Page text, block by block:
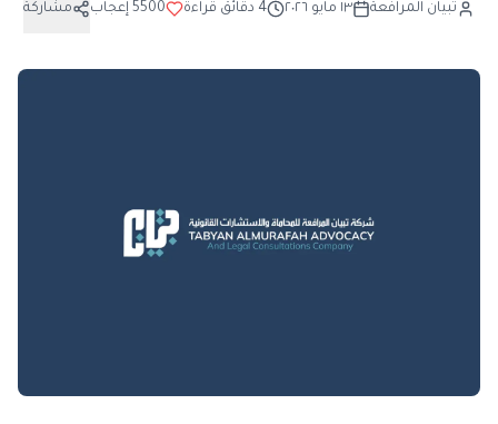
تبيان المرافعة ١٣ مايو ٢٠٢٦ 4 دقائق قراءة 5500 إعجاب مشاركة